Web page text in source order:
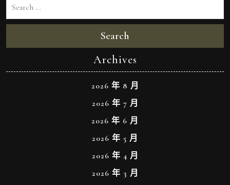
Search
Archives
2026 年 8 月
2026 年 7 月
2026 年 6 月
2026 年 5 月
2026 年 4 月
2026 年 3 月